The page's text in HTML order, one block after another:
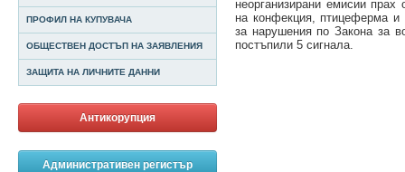
ПРОФИЛ НА КУПУВАЧА
ОБЩЕСТВЕН ДОСТЪП НА ЗАЯВЛЕНИЯ
ЗАЩИТА НА ЛИЧНИТЕ ДАННИ
Антикорупция
Административен регистър
неорганизирани емисии прах
на конфекция, птицеферма и
за нарушения по Закона за
постъпили 5 сигнала.